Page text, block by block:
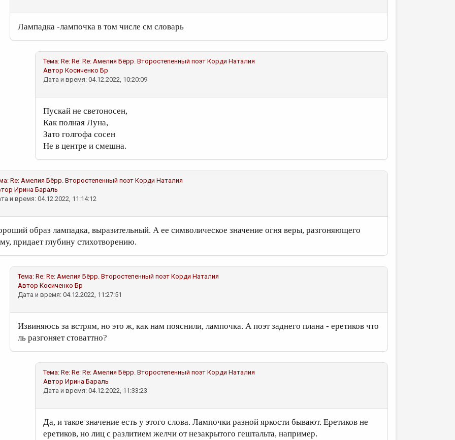
Лампадка -лампочка в том числе см словарь
Тема: Re: Re: Re: Амелия Бёрр. Второстепенный поэт Корди Наталия
Автор Косиченко Бр
Дата и время: 04.12.2022, 10:20:09
Пускай не светоносен,
Как полная Луна,
Зато голгофа сосен
Не в центре и смешна.
Re: Амелия Бёрр. Второстепенный поэт Корди Наталия
Ирина Бараль
и время: 04.12.2022, 11:14:12
образ лампадка, выразительный. А ее символическое значение огня веры, разгоняющего
придает глубину стихотворению.
Тема: Re: Re: Амелия Бёрр. Второстепенный поэт Корди Наталия
Автор Косиченко Бр
Дата и время: 04.12.2022, 11:27:51
Извиняюсь за встрям, но это ж, как нам пояснили, лампочка. А поэт заднего плана - еретиков что
ль разгоняет стоваттно?
Тема: Re: Re: Re: Амелия Бёрр. Второстепенный поэт Корди Наталия
Автор Ирина Бараль
Дата и время: 04.12.2022, 11:33:23
Да, и такое значение есть у этого слова. Лампочки разной яркости бывают. Еретиков не
еретиков, но лиц с разлитием желчи от незакрытого гештальта, например.